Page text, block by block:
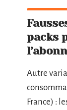
packs
Autre
France) :